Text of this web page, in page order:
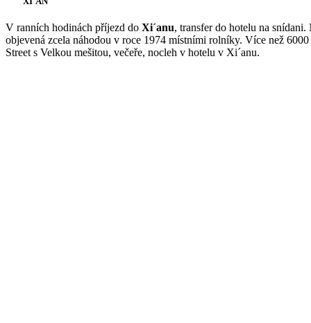
V ranních hodinách příjezd do Xi´anu, transfer do hotelu na
objevená zcela náhodou v roce 1974 místními rolníky. Více než
Street s Velkou mešitou, večeře, nocleh v hotelu v Xi´anu.